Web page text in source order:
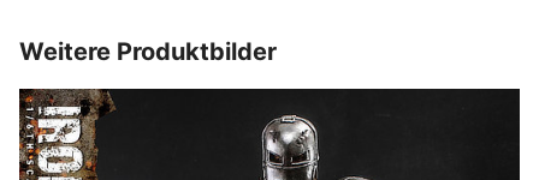
Weitere Produktbilder